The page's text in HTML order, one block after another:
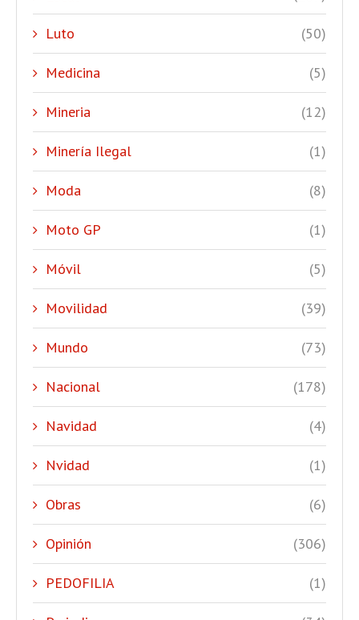
Luto (50)
Medicina (5)
Mineria (12)
Minería Ilegal (1)
Moda (8)
Moto GP (1)
Móvil (5)
Movilidad (39)
Mundo (73)
Nacional (178)
Navidad (4)
Nvidad (1)
Obras (6)
Opinión (306)
PEDOFILIA (1)